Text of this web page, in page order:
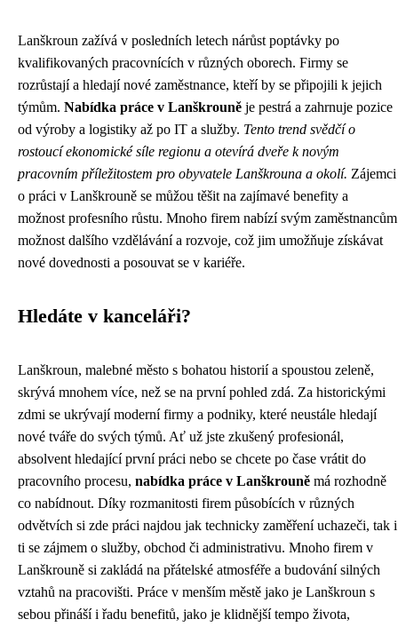
Lanškroun zažívá v posledních letech nárůst poptávky po
kvalifikovaných pracovnících v různých oborech. Firmy se
rozrůstají a hledají nové zaměstnance, kteří by se připojili k jejich
týmům. Nabídka práce v Lanškrouně je pestrá a zahrnuje pozice
od výroby a logistiky až po IT a služby. Tento trend svědčí o
rostoucí ekonomické síle regionu a otevírá dveře k novým
pracovním příležitostem pro obyvatele Lanškrouna a okolí. Zájemci
o práci v Lanškrouně se můžou těšit na zajímavé benefity a
možnost profesního růstu. Mnoho firem nabízí svým zaměstnancům
možnost dalšího vzdělávání a rozvoje, což jim umožňuje získávat
nové dovednosti a posouvat se v kariéře.
Hledáte v kanceláři?
Lanškroun, malebné město s bohatou historií a spoustou zeleně,
skrývá mnohem více, než se na první pohled zdá. Za historickými
zdmi se ukrývají moderní firmy a podniky, které neustále hledají
nové tváře do svých týmů. Ať už jste zkušený profesionál,
absolvent hledající první práci nebo se chcete po čase vrátit do
pracovního procesu, nabídka práce v Lanškrouně má rozhodně
co nabídnout. Díky rozmanitosti firem působících v různých
odvětvích si zde práci najdou jak technicky zaměření uchazeči, tak i
ti se zájmem o služby, obchod či administrativu. Mnoho firem v
Lanškrouně si zakládá na přátelské atmosféře a budování silných
vztahů na pracovišti. Práce v menším městě jako je Lanškroun s
sebou přináší i řadu benefitů, jako je klidnější tempo života,